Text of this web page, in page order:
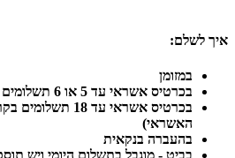
איך לשלם:
במזומן
בכרטיס אשראי עד 5 או 6 תשלומים ללא ריבית
בכרטיס אשראי עד
האשראי)
בהעברה בנקאית
בביט - מוגבל בתשלום היומי ויש